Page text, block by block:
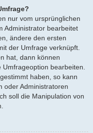
nur vom ursprünglichen
Administrator bearbeitet
ändere den ersten
der Umfrage verknüpft.
hat, dann können
bearbeiten.
haben, so kann
oder Administratoren
soll die Manipulation von